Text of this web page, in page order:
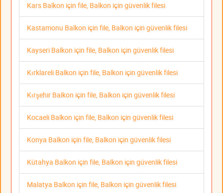
Kars Balkon için file, Balkon için güvenlik filesi
Kastamonu Balkon için file, Balkon için güvenlik filesi
Kayseri Balkon için file, Balkon için güvenlik filesi
Kırklareli Balkon için file, Balkon için güvenlik filesi
Kırşehir Balkon için file, Balkon için güvenlik filesi
Kocaeli Balkon için file, Balkon için güvenlik filesi
Konya Balkon için file, Balkon için güvenlik filesi
Kütahya Balkon için file, Balkon için güvenlik filesi
Malatya Balkon için file, Balkon için güvenlik filesi